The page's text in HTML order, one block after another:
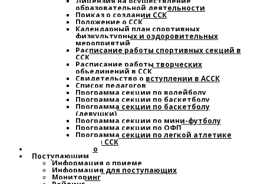
образовательной деятельности
Приказ о создании ССК
Положение о ССК
Календарный план спортивных,
физкультурных и оздоровительных
мероприятий
Расписание работы спортивных секций в
ССК
Расписание работы творческих
обьединений в ССК
Свидетельство о вступлении в АССК
Список педагогов
Программа секции по волейболу
Программа секции по баскетболу
Программа секции по баскетболу
(девушки)
Программа секции по мини-футболу
Программа секции по ОФП
Программа секции по легкой атлетике
План работы ССК
Наставничество
Поступающим
Информация о приеме
Информация для поступающих
Мониторинг